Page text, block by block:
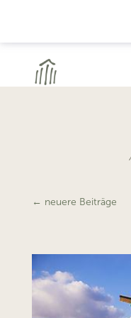
← neuere Beiträge